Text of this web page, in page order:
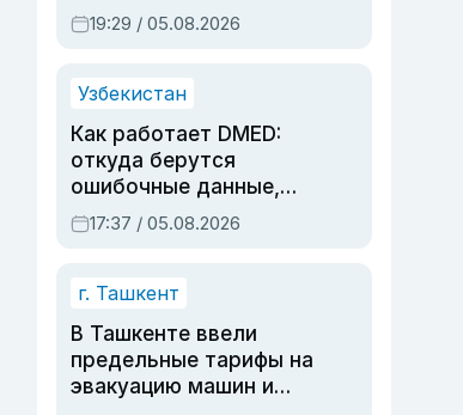
предупреждали об
опасности, но стройка
19:29 / 05.08.2026
Узбекистан
Как работает DMED:
откуда берутся
ошибочные данные,
дубли аккаунтов и
очереди по онлайн-
17:37 / 05.08.2026
г. Ташкент
В Ташкенте ввели
предельные тарифы на
эвакуацию машин и